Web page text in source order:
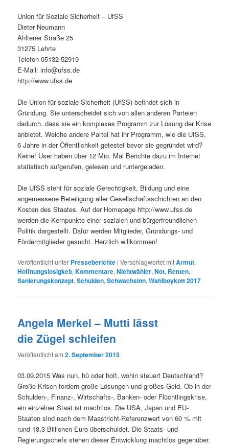
Union für Soziale Sicherheit – UfSS
Dieter Neumann
Ahltener Straße 25
31275 Lehrte
Telefon 05132-52919
E-Mail: info@ufss.de
http://www.ufss.de
Die Union für soziale Sicherheit (UfSS) befindet sich in
Gründung. Sie unterscheidet sich von allen anderen Parteien
dadurch, dass sie ein komplexes Programm zur Lösung der Krise
anbietet. Welche andere Partei hat ihr Programm, wie die UfSS,
6 Jahre in der Öffentlichkeit getestet bevor sie gegründet wird?
Keine! User haben über 12 Mio. Mal Berichte dazu im Internet
statistisch aufgerufen, gelesen und runtergeladen.
Die UfSS steht für soziale Gerechtigkeit, Bildung und eine
angemessene Beteiligung aller Gesellschaftsschichten an den
Kosten des Staates. Auf der Homepage http://www.ufss.de
werden die Kernpunkte einer sozialen und bürgerfreundlichen
Politik dargestellt. Dafür werden Mitglieder, Gründungs- und
Fördermitglieder gesucht. Herzlich willkommen!
Veröffentlicht unter Presseberichte |Verschlagwortet mitArmut,
Hoffnungslosigkeit,Kommentare,Nichtwähler,Not, Renten,
Sanierungskonzept,Schulden,Schwachsinn,Wahlboykott 2017
Angela Merkel – Mutti lässt
die Zügel schleifen
Veröffentlicht am2. September 2015
03.09.2015 Was nun, hü oder hott, wohin steuert Deutschland?
Große Krisen fordern große Lösungen und großes Geld. Ob in der
Schulden-, Finanz-, Wirtschafts-, Banken- oder Flüchtlingskrise,
ein einzelner Staat ist machtlos. Die USA, Japan und EU-
Staaten sind nach dem Maastricht-Referenzwert von 60 % mit
rund 18,3 Billionen Euro überschuldet. Die Staats- und
Regierungschefs stehen dieser Entwicklung machtlos gegenüber.